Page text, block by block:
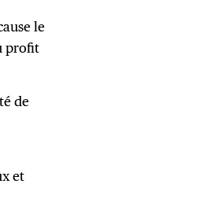
le
profit
de
et